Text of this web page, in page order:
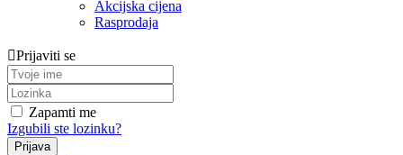
Akcijska cijena
Rasprodaja
Prijaviti se
Zapamti me
Izgubili ste lozinku?